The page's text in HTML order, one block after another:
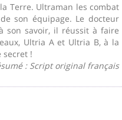
Terre. Ultraman les combat
son équipage. Le docteur
son savoir, il réussit à faire
Ultria A et Ultria B, à la
secret !
: Script original français